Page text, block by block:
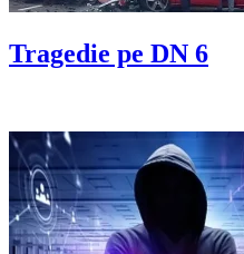
Tragedie pe DN 6